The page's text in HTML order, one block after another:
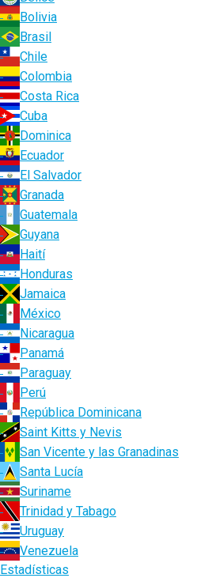
Bolivia
Brasil
Chile
Colombia
Costa Rica
Cuba
Dominica
Ecuador
El Salvador
Granada
Guatemala
Guyana
Haití
Honduras
Jamaica
México
Nicaragua
Panamá
Paraguay
Perú
República Dominicana
Saint Kitts y Nevis
San Vicente y las Granadinas
Santa Lucía
Suriname
Trinidad y Tabago
Uruguay
Venezuela
Estadísticas